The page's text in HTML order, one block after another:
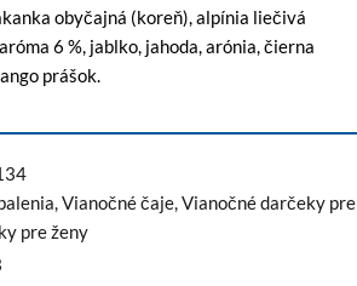
obyčajná (koreň), alpínia liečivá
6 %, jablko, jahoda, arónia, čierna
prášok.
,Vianočné čaje,Vianočné darčeky pre
pre ženy